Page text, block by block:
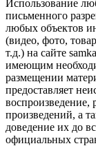
Использование
письменного
любых объектов
(видео, фото,
т.д.) на сайте
имеющим
размещении
предоставляет
воспроизведение,
произведений, а
доведение их до
официальных